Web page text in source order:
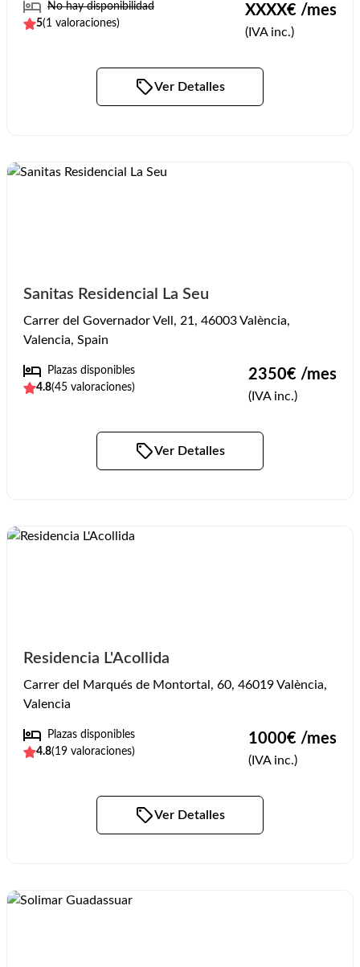
No hay disponibilidad
5(1 valoraciones)
XXXX€ /mes
(IVA inc.)
Ver Detalles
Sanitas Residencial La Seu
Carrer del Governador Vell, 21, 46003 València,
Valencia, Spain
Plazas disponibles
4.8(45 valoraciones)
2350€ /mes
(IVA inc.)
Ver Detalles
Residencia L'Acollida
Carrer del Marqués de Montortal, 60, 46019 València,
Valencia
Plazas disponibles
4.8(19 valoraciones)
1000€ /mes
(IVA inc.)
Ver Detalles